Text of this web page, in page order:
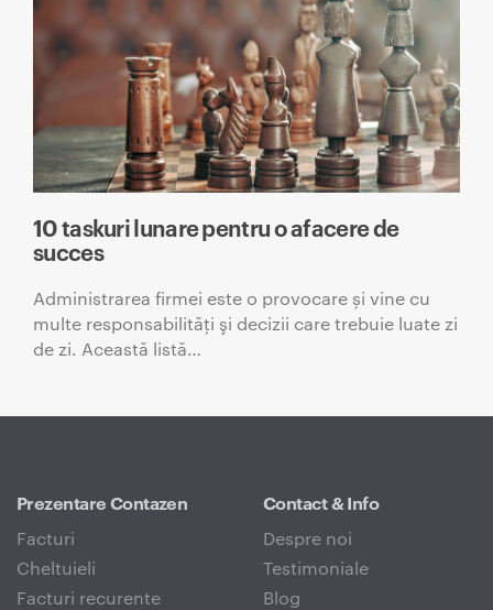
10 taskuri lunare pentru o afacere de
succes
Administrarea firmei este o provocare și vine cu
multe responsabilităţi şi decizii care trebuie luate zi
de zi. Această listă…
Prezentare Contazen
Facturi
Cheltuieli
Facturi recurente
Contact & Info
Despre noi
Testimoniale
Blog